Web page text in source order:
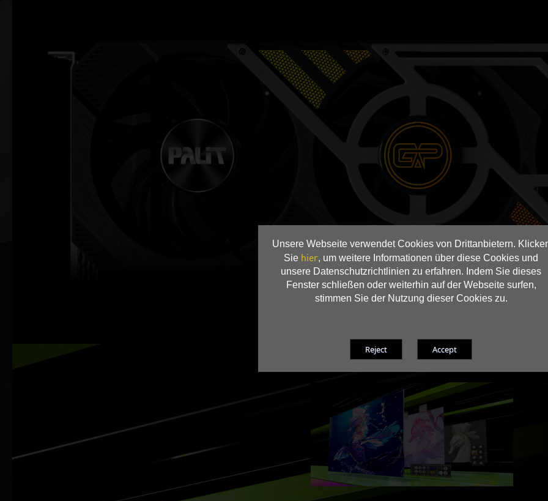
Unsere Webseite verwendet Cookies von Drittanbietern.
Sie hier, um weitere Informationen über diese Cookies und
unsere Datenschutzrichtlinien zu erfahren. Indem Sie dieses
Fenster schließen oder weiterhin auf der Webseite surfen,
stimmen Sie der Nutzung dieser Cookies zu.